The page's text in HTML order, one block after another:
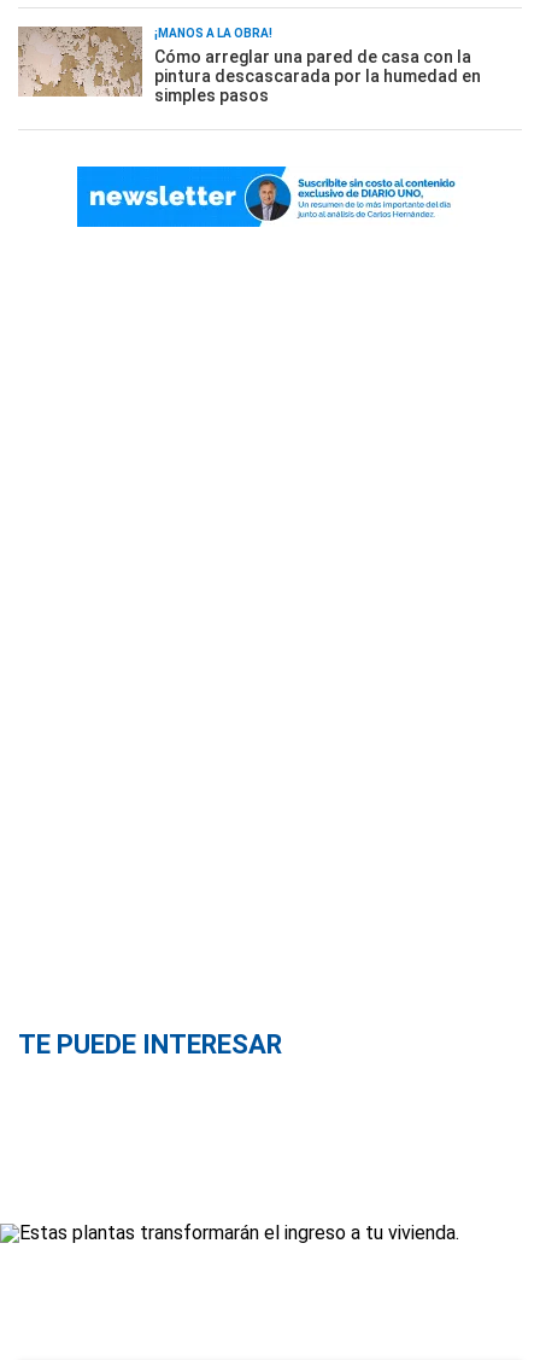
¡MANOS A LA OBRA!
Cómo arreglar una pared de casa con la
pintura descascarada por la humedad en
simples pasos
TE PUEDE INTERESAR